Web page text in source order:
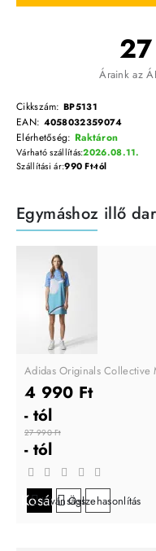
Áraink az
Cikkszám: BP5131
EAN: 4058032359074
Elérhetőség: Raktáron
Várható szállítás:2026.08.11.
Szállítási ár:990 Ft-tól
Egymáshoz illő
Adidas Originals Collective
4 990 Ft
- tól
27 990 Ft
- tól
Kosárba
Kívánságlistára
Összehasonlítás